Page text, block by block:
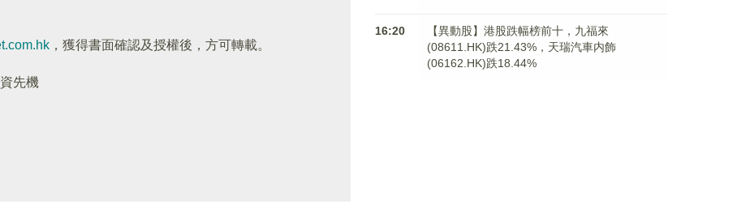
，獲得書面確認及授權後，方可轉載。
先機
16:20
【異動股】港股跌幅榜前十，九福來
(08611.HK)跌21.43%，天瑞汽車内飾
(06162.HK)跌18.44%